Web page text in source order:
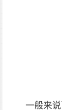
一般来